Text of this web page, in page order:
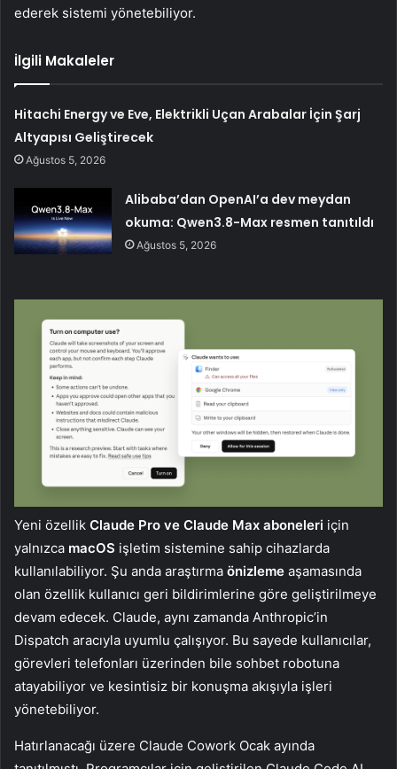
ederek sistemi yönetebiliyor.
İlgili Makaleler
Hitachi Energy ve Eve, Elektrikli Uçan Arabalar İçin Şarj
Altyapısı Geliştirecek
Ağustos 5, 2026
Alibaba’dan OpenAI’a dev meydan
okuma: Qwen3.8-Max resmen tanıtıldı
Ağustos 5, 2026
Yeni özellik Claude Pro ve Claude Max aboneleri için
yalnızca macOS işletim sistemine sahip cihazlarda
kullanılabiliyor. Şu anda araştırma önizleme aşamasında
olan özellik kullanıcı geri bildirimlerine göre geliştirilmeye
devam edecek. Claude, aynı zamanda Anthropic’in
Dispatch aracıyla uyumlu çalışıyor. Bu sayede kullanıcılar,
görevleri telefonları üzerinden bile sohbet robotuna
atayabiliyor ve kesintisiz bir konuşma akışıyla işleri
yönetebiliyor.
Hatırlanacağı üzere Claude Cowork Ocak ayında